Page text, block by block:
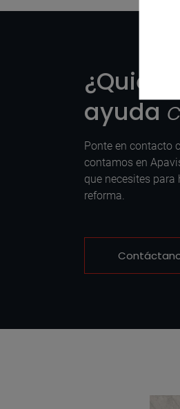
ayuda
Ponte en contacto
contamos en
que necesites
reforma.